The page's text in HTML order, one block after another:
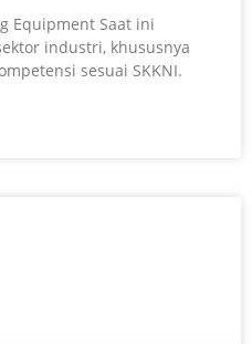
Equipment Saat ini
industri, khususnya
sesuai SKKNI.